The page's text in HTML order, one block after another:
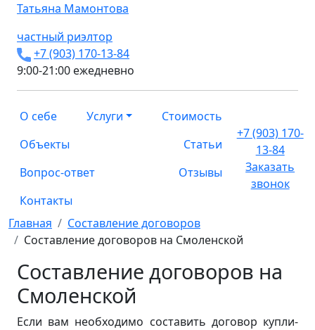
Татьяна Мамонтова
частный риэлтор
+7 (903) 170-13-84
9:00-21:00 ежедневно
О себе Услуги
Стоимость
Объекты
Статьи
Вопрос-ответ
Отзывы
Контакты
+7 (903) 170-
13-84
Заказать
звонок
Главная
Составление договоров
Составление договоров на Смоленской
Составление договоров на
Смоленской
Если вам необходимо составить договор купли-